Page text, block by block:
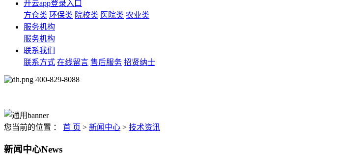
开云app登录入口
方仓类 环保类 院校类 医院类 农业类
服务机构
服务机构
联系我们
联系方式 在线留言 售后服务 招贤纳士
400-829-8088
您当前的位置 ： 首 页 > 新闻中心 > 技术资讯
新闻中心News